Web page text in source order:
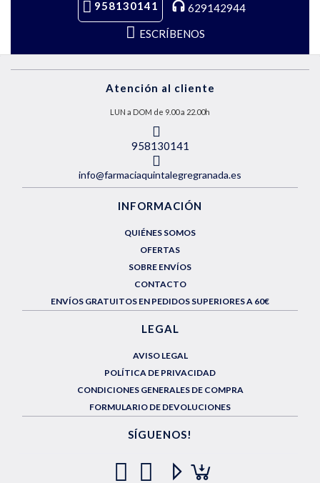
958130141
629142944
ESCRÍBENOS
Atención al cliente
LUN a DOM de 9.00 a 22.00h
958130141
info@farmaciaquintalegregranada.es
INFORMACIÓN
QUIÉNES SOMOS
OFERTAS
SOBRE ENVÍOS
CONTACTO
ENVÍOS GRATUITOS EN PEDIDOS SUPERIORES A 60€
LEGAL
AVISO LEGAL
POLÍTICA DE PRIVACIDAD
CONDICIONES GENERALES DE COMPRA
FORMULARIO DE DEVOLUCIONES
SÍGUENOS!